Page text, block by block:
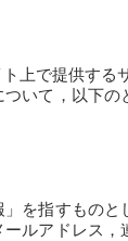
上で提供する
いて，以下の
を指すものと
ルアドレス，